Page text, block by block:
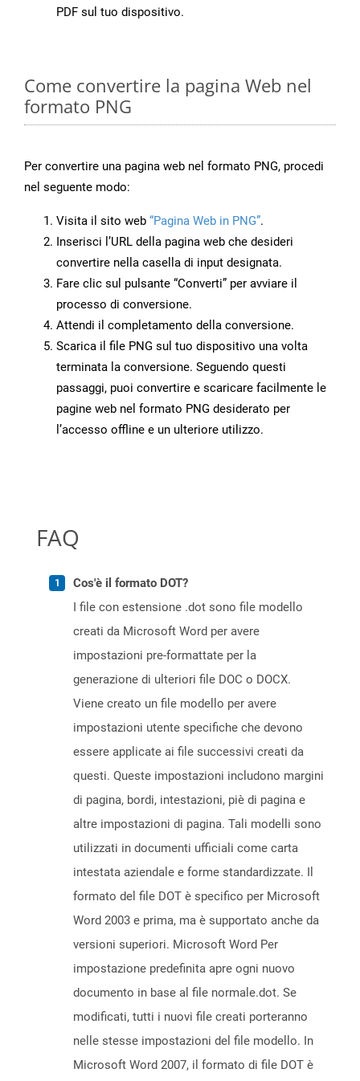
PDF sul tuo dispositivo.
Come convertire la pagina Web nel
formato PNG
Per convertire una pagina web nel formato PNG, procedi
nel seguente modo:
Visita il sito web “Pagina Web in PNG”.
Inserisci l’URL della pagina web che desideri
convertire nella casella di input designata.
Fare clic sul pulsante “Converti” per avviare il
processo di conversione.
Attendi il completamento della conversione.
Scarica il file PNG sul tuo dispositivo una volta
terminata la conversione. Seguendo questi
passaggi, puoi convertire e scaricare facilmente le
pagine web nel formato PNG desiderato per
l’accesso offline e un ulteriore utilizzo.
FAQ
Cos'è il formato DOT?
I file con estensione .dot sono file modello
creati da Microsoft Word per avere
impostazioni pre-formattate per la
generazione di ulteriori file DOC o DOCX.
Viene creato un file modello per avere
impostazioni utente specifiche che devono
essere applicate ai file successivi creati da
questi. Queste impostazioni includono margini
di pagina, bordi, intestazioni, piè di pagina e
altre impostazioni di pagina. Tali modelli sono
utilizzati in documenti ufficiali come carta
intestata aziendale e forme standardizzate. Il
formato del file DOT è specifico per Microsoft
Word 2003 e prima, ma è supportato anche da
versioni superiori. Microsoft Word Per
impostazione predefinita apre ogni nuovo
documento in base al file normale.dot. Se
modificati, tutti i nuovi file creati porteranno
nelle stesse impostazioni del file modello. In
Microsoft Word 2007, il formato di file DOT è